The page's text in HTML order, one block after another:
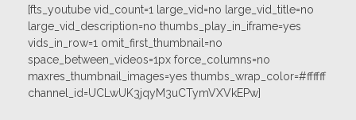
[fts_youtube vid_count=1 large_vid=no large_vid_title=no
large_vid_description=no thumbs_play_in_iframe=yes
vids_in_row=1 omit_first_thumbnail=no
space_between_videos=1px force_columns=no
maxres_thumbnail_images=yes thumbs_wrap_color=#ffffff
channel_id=UCLwUK3jqyM3uCTymVXVkEPw]